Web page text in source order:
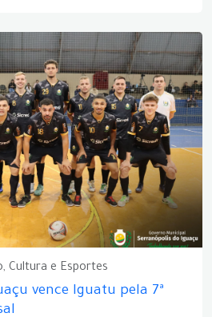
Cultura e Esportes
vence Iguatu pela 7ª